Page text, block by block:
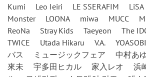
Kumi
Leo Ieiri LE SSERAFIM LiSA
Monster
LOONA miwa MUCC
ReoNa
Stray Kids Taeyeon
The
TWICE
Utada Hikaru V.A. YOASOBI
バス
ミュージックフェア 中村あ
來未
宇多田ヒカル 家入レオ 浜